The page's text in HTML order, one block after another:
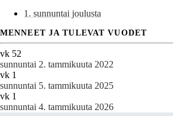
1. sunnuntai joulusta
MENNEET JA TULEVAT VUODET
vk 52
sunnuntai 2. tammikuuta 2022
vk 1
sunnuntai 5. tammikuuta 2025
vk 1
sunnuntai 4. tammikuuta 2026